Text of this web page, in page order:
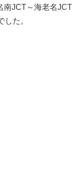
南JCT～海老名JCT
した。